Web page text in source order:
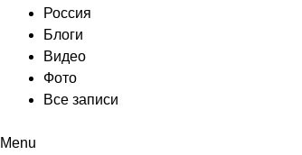
Россия
Блоги
Видео
Фото
Все записи
Menu